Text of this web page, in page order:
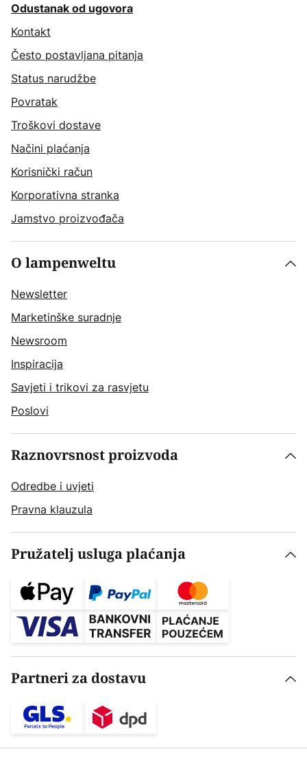
Odustanak od ugovora
Kontakt
Često postavljana pitanja
Status narudžbe
Povratak
Troškovi dostave
Načini plaćanja
Korisnički račun
Korporativna stranka
Jamstvo proizvođača
O lampenweltu
Newsletter
Marketinške suradnje
Newsroom
Inspiracija
Savjeti i trikovi za rasvjetu
Poslovi
Raznovrsnost proizvoda
Odredbe i uvjeti
Pravna klauzula
Pružatelj usluga plaćanja
Partneri za dostavu